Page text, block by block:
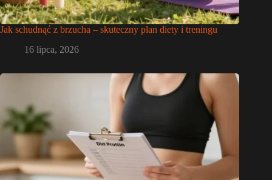
Jak schudnąć z brzucha – skuteczny plan diety i treningu
16 lipca, 2026